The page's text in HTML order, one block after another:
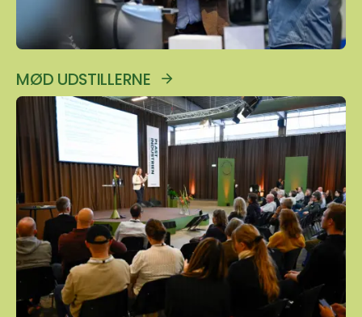
MØD UDSTILLERNE